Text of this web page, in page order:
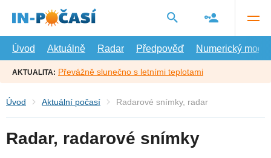
hlavní
Úvod
Aktuálně Radar Předpověď Numerický model
AKTUALITA: Převážně slunečno s letními teplotami
Úvod Aktuální počasí Radarové snímky, radar
Radar, radarové snímky